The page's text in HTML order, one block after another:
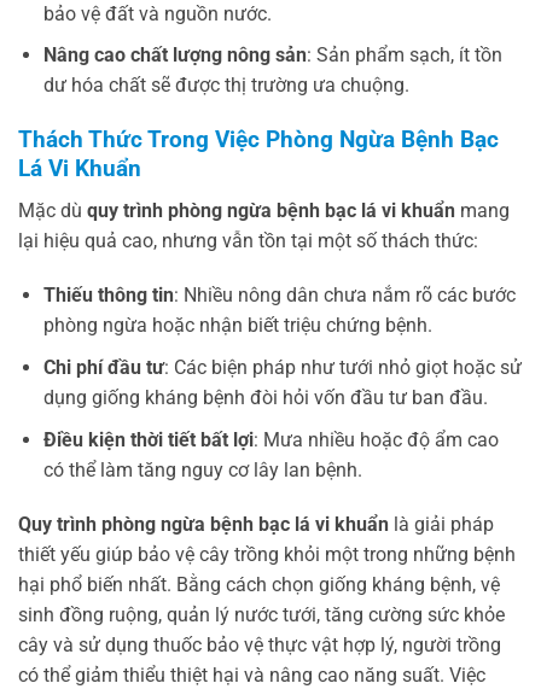
bảo vệ đất và nguồn nước.
Nâng cao chất lượng nông sản: Sản phẩm sạch, ít tồn
dư hóa chất sẽ được thị trường ưa chuộng.
Thách Thức Trong Việc Phòng Ngừa Bệnh Bạc
Lá Vi Khuẩn
Mặc dù quy trình phòng ngừa bệnh bạc lá vi khuẩn mang
lại hiệu quả cao, nhưng vẫn tồn tại một số thách thức:
Thiếu thông tin: Nhiều nông dân chưa nắm rõ các bước
phòng ngừa hoặc nhận biết triệu chứng bệnh.
Chi phí đầu tư: Các biện pháp như tưới nhỏ giọt hoặc sử
dụng giống kháng bệnh đòi hỏi vốn đầu tư ban đầu.
Điều kiện thời tiết bất lợi: Mưa nhiều hoặc độ ẩm cao
có thể làm tăng nguy cơ lây lan bệnh.
Quy trình phòng ngừa bệnh bạc lá vi khuẩn là giải pháp
thiết yếu giúp bảo vệ cây trồng khỏi một trong những bệnh
hại phổ biến nhất. Bằng cách chọn giống kháng bệnh, vệ
sinh đồng ruộng, quản lý nước tưới, tăng cường sức khỏe
cây và sử dụng thuốc bảo vệ thực vật hợp lý, người trồng
có thể giảm thiểu thiệt hại và nâng cao năng suất. Việc